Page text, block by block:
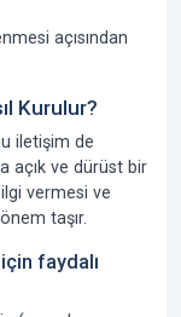
açısından
Kurulur?
iletişim de
açık ve dürüst bir
vermesi ve
taşır.
faydalı